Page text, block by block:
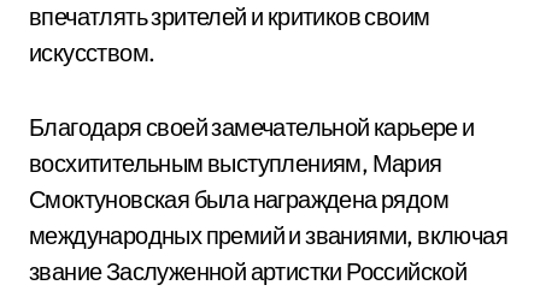
впечатлять зрителей и критиков своим
искусством.
Благодаря своей замечательной карьере и
восхитительным выступлениям, Мария
Смоктуновская была награждена рядом
международных премий и званиями, включая
звание Заслуженной артистки Российской